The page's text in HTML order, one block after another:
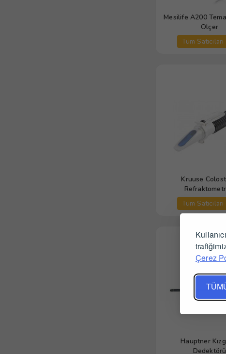
Çerez
Mesilife A200
Ölçer
Tüm
Kruuse
Tüm
Hauptner
Dedektörü